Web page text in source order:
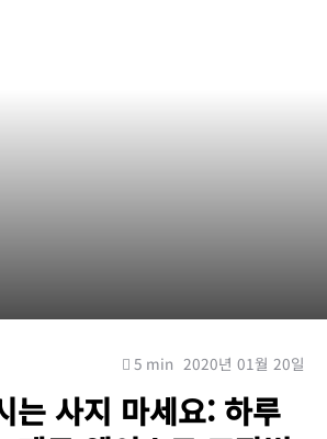
5 min 2020년 01월 20일
는 사지 마세요: 하루